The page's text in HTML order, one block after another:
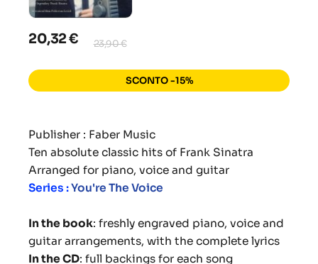
20,32 € 23,90 €
SCONTO -15%
Publisher : Faber Music
Ten absolute classic hits of Frank Sinatra
Arranged for piano, voice and guitar
Series :You're The Voice
In the book: freshly engraved piano, voice and
guitar arrangements, with the complete lyrics
In the CD: full backings for each song